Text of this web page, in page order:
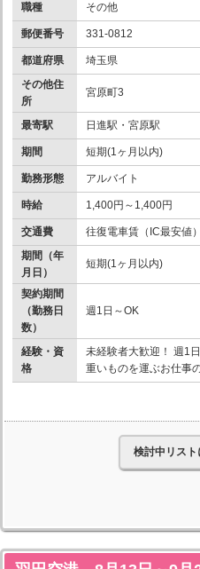
職種 その他
郵便番号 331-0812
都道府県
埼玉県
その他住
所
宮原町3
最寄駅 日進駅・宮原駅
期間 短期(1ヶ月以内)
勤務形態 アルバイト
時給 1,400円～1,400円
交通費
往復電車賃（IC最安値
期間（年
月日）
短期(1ヶ月以内)
契約期間
（勤務日
数）
週1日～OK
経験・資
格
未経験者大歓迎！ 週1
重いものを運ぶお仕事
検討中リスト